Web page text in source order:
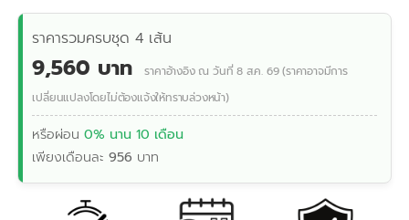
ราคารวมครบชุด 4 เส้น
9,560 บาท
ราคาอ้างอิง ณ วันที่ 8 ส.ค. 69 (ราคาอาจมีการ
เปลี่ยนแปลงโดยไม่ต้องแจ้งให้ทราบล่วงหน้า)
หรือผ่อน0% นาน 10 เดือน
เพียงเดือนละ956 บาท